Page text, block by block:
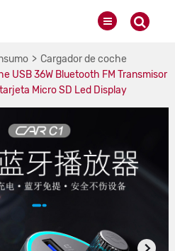
Cargador de coche
USB 36W Bluetooth FM Transmisor
Micro SD Led Display